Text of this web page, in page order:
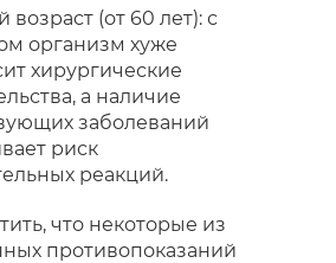
возраст (от 60 лет): с
организм хуже
хирургические
а наличие
заболеваний
риск
реакций.
что некоторые из
противопоказаний